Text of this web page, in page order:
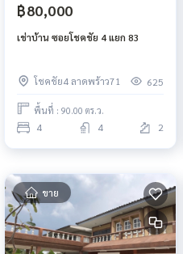
฿80,000
เช่าบ้าน ซอยโชคชัย 4 แยก 83
โชคชัย4 ลาดพร้าว71 625
พื้นที่ : 90.00 ตร.ว.
4 4 2
ขาย